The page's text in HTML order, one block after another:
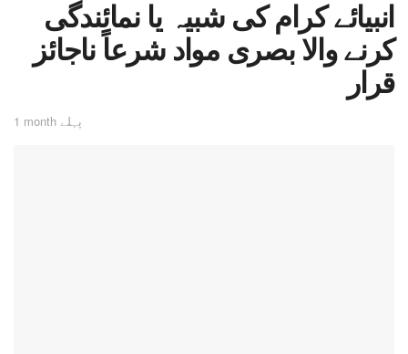
انبیائے کرام کی شبیہ یا نمائندگی
کرنے والا بصری مواد شرعاً ناجائز
قرار
1 month پہلے